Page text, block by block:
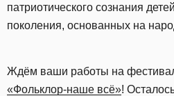
патриотического сознания
поколения, основанных на
Ждём ваши работы на
«Фольклор-наше всё»!